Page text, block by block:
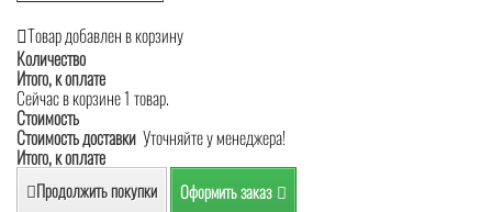
Товар добавлен в корзину
Количество
Итого, к оплате
Сейчас в корзине 1 товар.
Стоимость
Стоимость доставки Уточняйте у менеджера!
Итого, к оплате
Продолжить покупки Оформить заказ